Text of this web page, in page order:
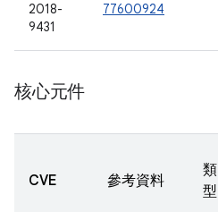
2018-
9431
77600924
核心元件
CVE 參考資料
類
型